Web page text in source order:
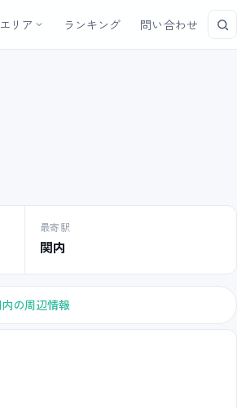
エリア ランキング 問い合わせ
最寄駅
関内
の周辺情報